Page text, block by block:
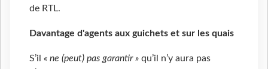
de RTL.
Davantage d'agents aux guichets et sur les quais
S’il « ne (peut) pas garantir » qu’il n’y aura pas